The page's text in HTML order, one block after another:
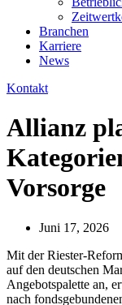
Branchen
Karriere
News
Kontakt
Allianz
Vorsorge
Juni 17, 2026
Mit der Riester-
auf den deutschen
Angebotspalette an,
nach